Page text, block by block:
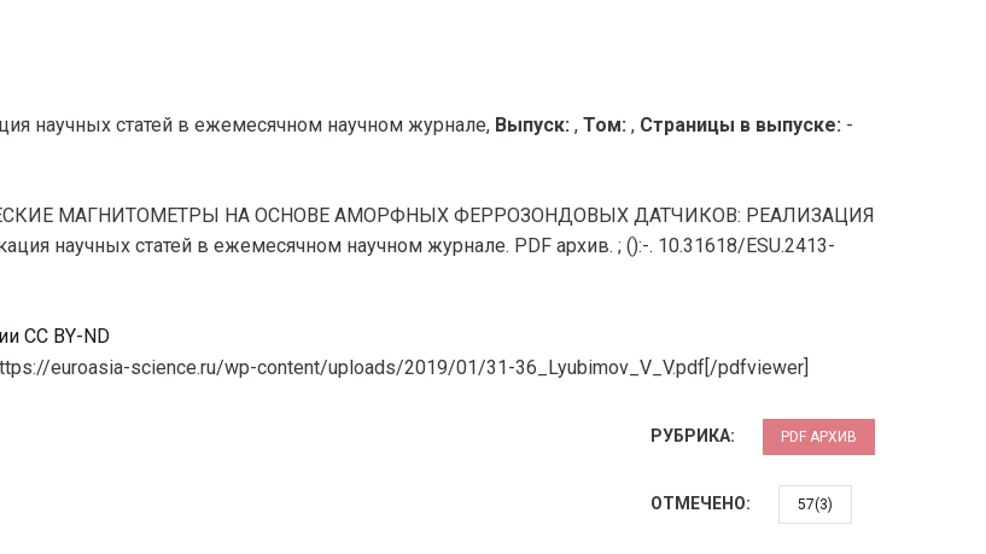
научных статей в ежемесячном научном журнале, Выпуск: , Том: , Страницы в выпуске: -
МАГНИТОМЕТРЫ НА ОСНОВЕ АМОРФНЫХ ФЕРРОЗОНДОВЫХ ДАТЧИКОВ: РЕАЛИЗАЦИЯ
научных статей в ежемесячном научном журнале. PDF архив. ; ():-. 10.31618/ESU.2413-
CC BY-ND
euroasia-science.ru/wp-content/uploads/2019/01/31-36_Lyubimov_V_V.pdf[/pdfviewer]
РУБРИКА: PDF АРХИВ
ОТМЕЧЕНО: 57(3)